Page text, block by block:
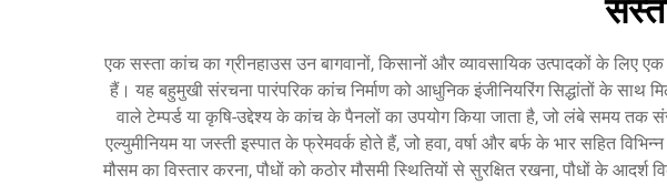
एक सस्ता कांच का ग्रीनहाउस उन बागवानों, किसानों और व्यावसायिक उत्पादकों के लिए
हैं। यह बहुमुखी संरचना पारंपरिक कांच निर्माण को आधुनिक इंजीनियरिंग सिद्धांतों के
वाले टेम्पर्ड या कृषि-उद्देश्य के कांच के पैनलों का उपयोग किया जाता है, जो लंबे समय
एल्युमीनियम या जस्ती इस्पात के फ्रेमवर्क होते हैं, जो हवा, वर्षा और बर्फ के भार सहित
मौसम का विस्तार करना, पौधों को कठोर मौसमी स्थितियों से सुरक्षित रखना, पौधों के